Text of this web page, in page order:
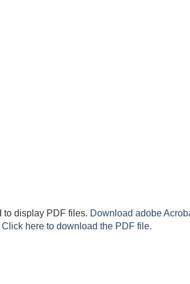
to display PDF files. Download adobe
Click here to download the PDF file.